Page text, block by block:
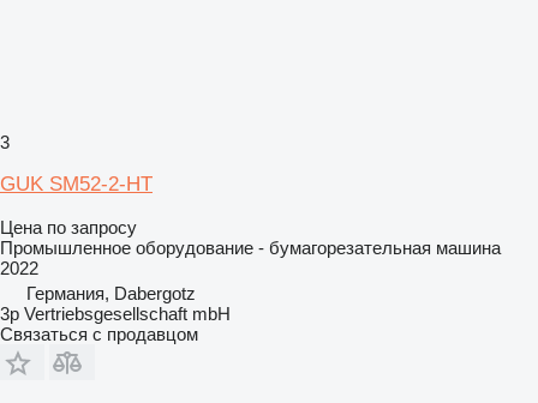
3
GUK SM52-2-HT
Цена по запросу
Промышленное оборудование - бумагорезательная машина
2022
Германия, Dabergotz
3p Vertriebsgesellschaft mbH
Связаться с продавцом